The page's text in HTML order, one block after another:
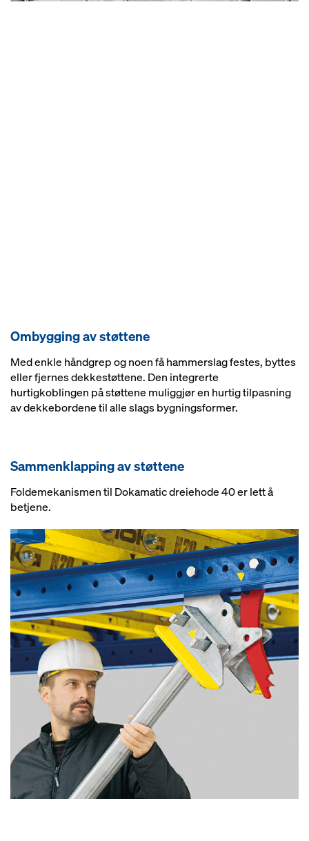
Ombygging av støttene
Med enkle håndgrep og noen få hammerslag festes, byttes
eller fjernes dekkestøttene. Den integrerte
hurtigkoblingen på støttene muliggjør en hurtig tilpasning
av dekkebordene til alle slags bygningsformer.
Sammenklapping av støttene
Foldemekanismen til Dokamatic dreiehode 40 er lett å
betjene.